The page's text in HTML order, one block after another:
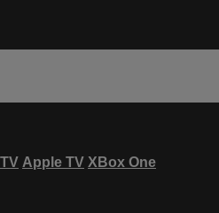
Apple TV XBox One